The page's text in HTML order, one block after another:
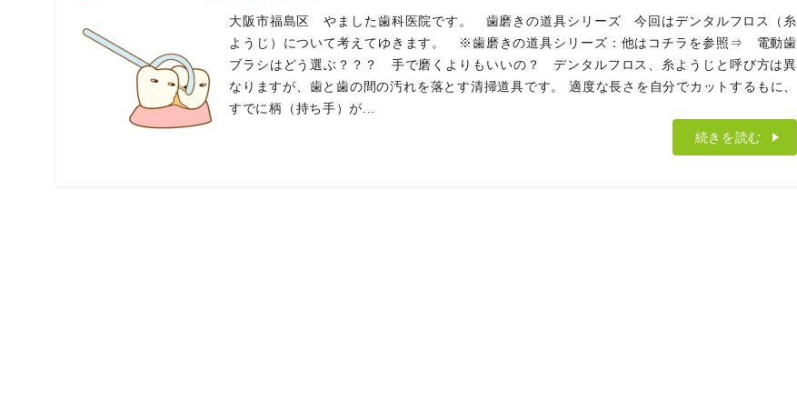
大阪市福島区 やました歯科医院です。 歯磨きの道具シリーズ 今回はデンタルフロス（糸
ようじ）について考えてゆきます。 ※歯磨きの道具シリーズ：他はコチラを参照⇒ 電動歯
ブラシはどう選ぶ？？？ 手で磨くよりもいいの？ デンタルフロス、糸ようじと呼び方は異
なりますが、歯と歯の間の汚れを落とす清掃道具です。 適度な長さを自分でカットするもに、
すでに柄（持ち手）が...
続きを読む